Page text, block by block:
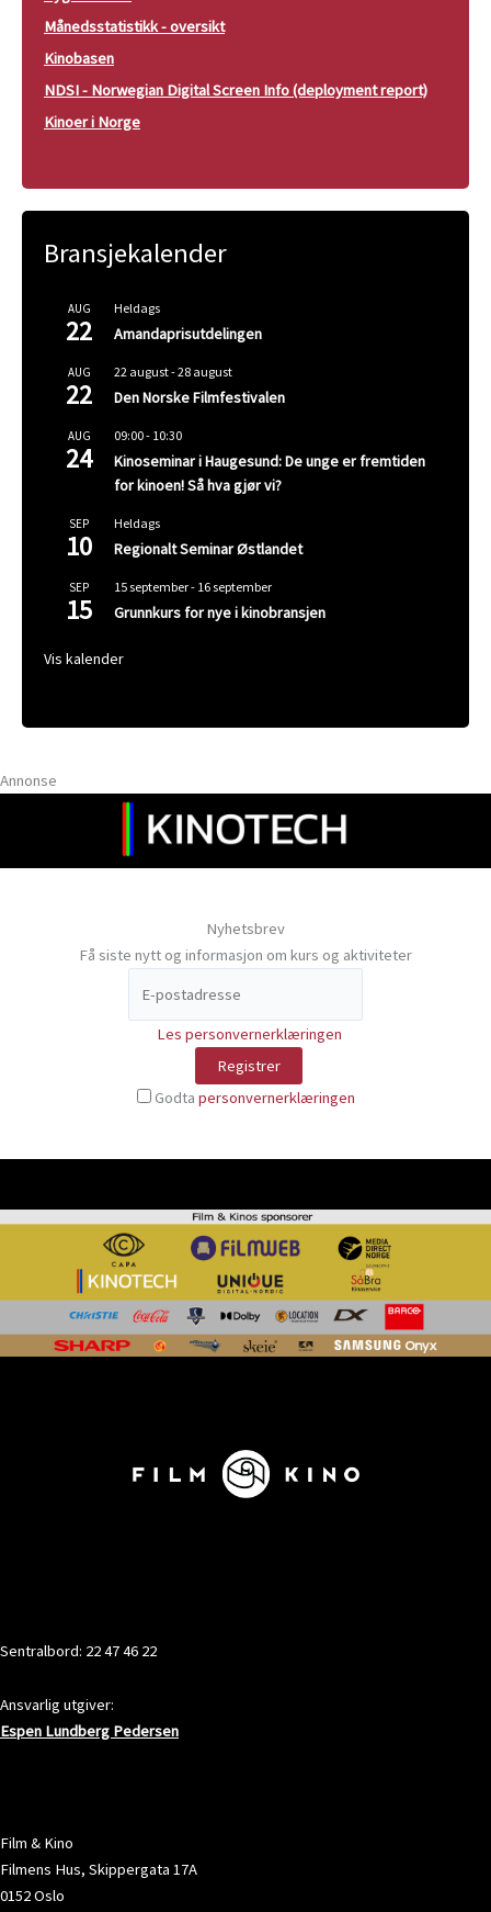
Månedsstatistikk - oversikt
Kinobasen
NDSI - Norwegian Digital Screen Info (deployment report)
Kinoer i Norge
Bransjekalender
AUG
22
Heldags
Amandaprisutdelingen
AUG
22
22 august-28 august
Den Norske Filmfestivalen
AUG
24
09:00- 10:30
Kinoseminar i Haugesund: De unge er fremtiden
for kinoen! Så hva gjør vi?
SEP
10
Heldags
Regionalt Seminar Østlandet
SEP
15
15 september- 16 september
Grunnkurs for nye i kinobransjen
Vis kalender
Annonse
Nyhetsbrev
Få siste nytt og informasjon om kurs og aktiviteter
Les personvernerklæringen
Godta personvernerklæringen
Sentralbord: 22 47 46 22
Ansvarlig utgiver:
Espen Lundberg Pedersen
Film & Kino
Filmens Hus, Skippergata 17A
0152 Oslo